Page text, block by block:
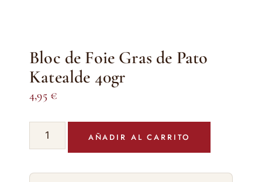
Bloc de Foie Gras de Pato
Katealde 40gr
4,95 €
Bloc
Gras
AÑADIR AL CARRITO